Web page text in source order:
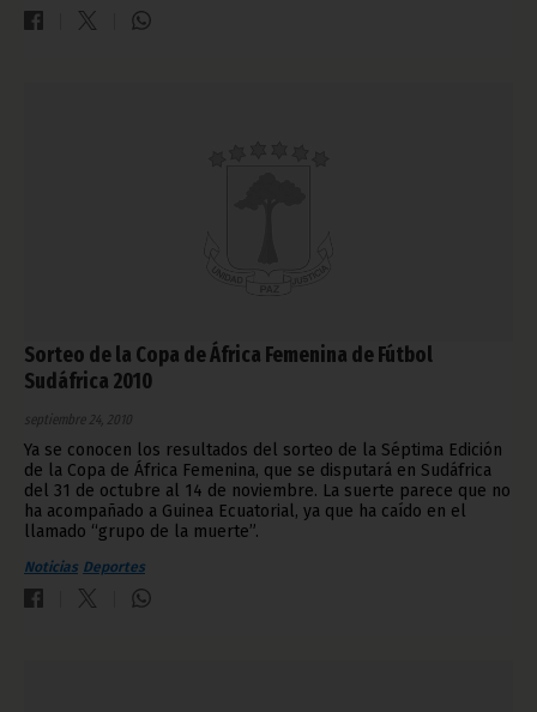
Sorteo de la Copa de África Femenina de Fútbol
Sudáfrica 2010
septiembre 24, 2010
Ya se conocen los resultados del sorteo de la Séptima Edición
de la Copa de África Femenina, que se disputará en Sudáfrica
del 31 de octubre al 14 de noviembre. La suerte parece que no
ha acompañado a Guinea Ecuatorial, ya que ha caído en el
llamado “grupo de la muerte”.
Noticias Deportes